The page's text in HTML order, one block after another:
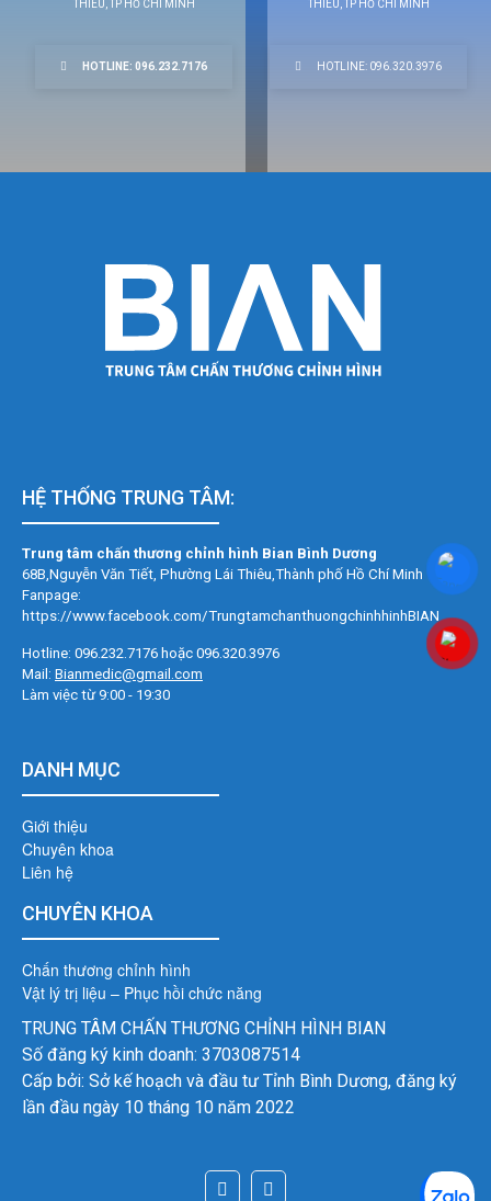
THIÊU, TP HỒ CHÍ MINH
HOTLINE: 096.232.7176
THIÊU, TP HỒ CHÍ MINH
HOTLINE: 096.320.3976
HỆ THỐNG TRUNG TÂM:
Trung tâm chấn thương chỉnh hình Bian Bình Dương
68B,Nguyễn Văn Tiết, Phường Lái Thiêu, Thành phố Hồ Chí Minh
Fanpage:
https://www.facebook.com/TrungtamchanthuongchinhhinhBIAN
Hotline: 096.232.7176 hoặc 096.320.3976
Mail: Bianmedic@gmail.com
Làm việc từ 9:00 - 19:30
DANH MỤC
Giới thiệu
Chuyên khoa
Liên hệ
CHUYÊN KHOA
Chấn thương chỉnh hình
Vật lý trị liệu – Phục hồi chức năng
TRUNG TÂM CHẤN THƯƠNG CHỈNH HÌNH BIAN
Số đăng ký kinh doanh: 3703087514
Cấp bởi: Sở kế hoạch và đầu tư Tỉnh Bình Dương, đăng ký
lần đầu ngày 10 tháng 10 năm 2022